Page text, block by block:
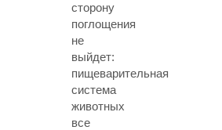
сторону
поглощения
не
выйдет:
пищеварительная
система
животных
все